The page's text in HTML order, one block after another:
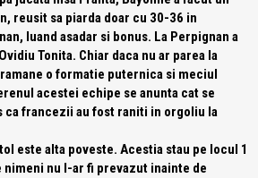
reusit sa piarda doar cu 30-36 in
luand asadar si bonus. La Perpignan a
Tonita. Chiar daca nu ar parea la
o formatie puternica si meciul
acestei echipe se anunta cat se
ca francezii au fost raniti in orgoliu la
este alta poveste. Acestia stau pe locul 1
nimeni nu l-ar fi prevazut inainte de